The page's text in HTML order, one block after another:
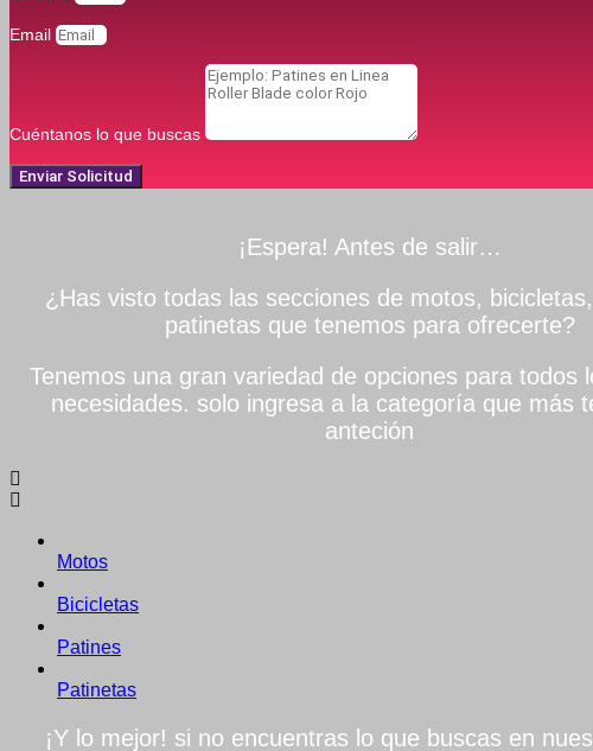
Email
Cuéntanos lo que buscas
Enviar Solicitud
¡Espera! Antes de salir…
¿Has visto todas las secciones de motos,
patinetas que tenemos para ofrecerte?
Tenemos una gran variedad de opciones para todos
necesidades. solo ingresa a la categoría que más
anteción
Motos
Bicicletas
Patines
Patinetas
¡Y lo mejor! si no encuentras lo que buscas en